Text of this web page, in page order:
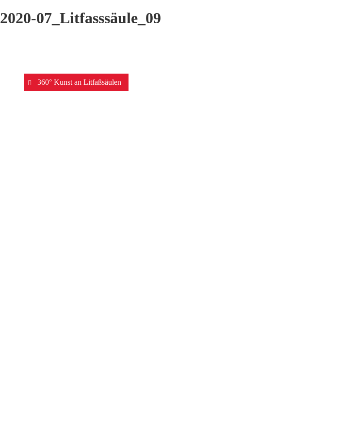
2020-07_Litfasssäule_09
Beitrags-
Navigation360° Kunst an Litfaßsäulen